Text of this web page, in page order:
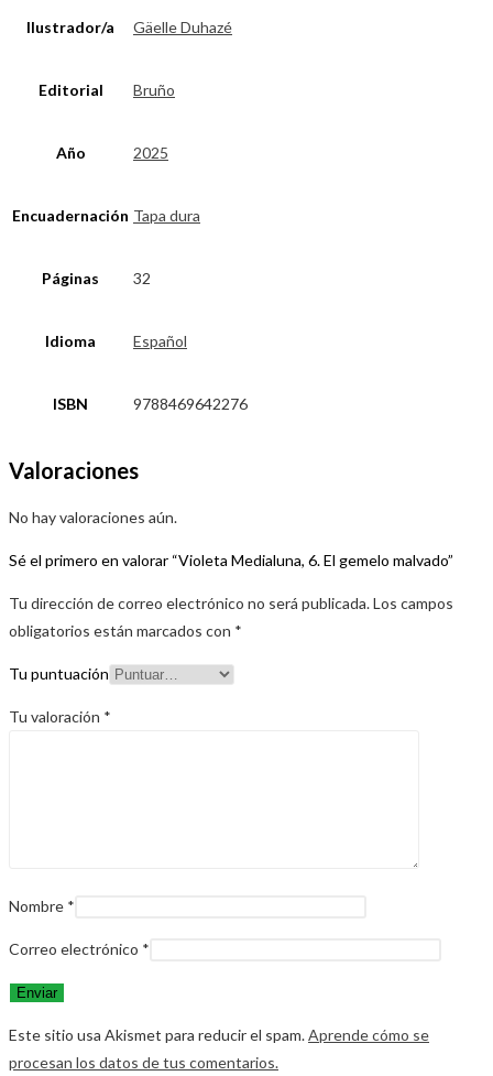
Ilustrador/a Gäelle Duhazé
Editorial Bruño
Año 2025
Encuadernación Tapa dura
Páginas 32
Idioma Español
ISBN 9788469642276
Valoraciones
No hay valoraciones aún.
Sé el primero en valorar “Violeta Medialuna, 6. El gemelo malvado”
Tu dirección de correo electrónico no será publicada.Los campos
obligatorios están marcados con *
Tu puntuación
Tu valoración *
Nombre *
Correo electrónico *
Este sitio usa Akismet para reducir el spam.Aprende cómo se
procesan los datos de tus comentarios.